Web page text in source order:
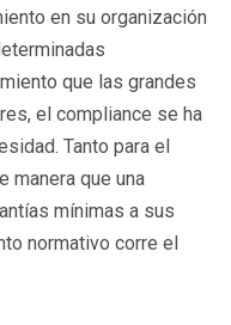
en su organización
que las grandes
el compliance se ha
Tanto para el
manera que una
mínimas a sus
normativo corre el